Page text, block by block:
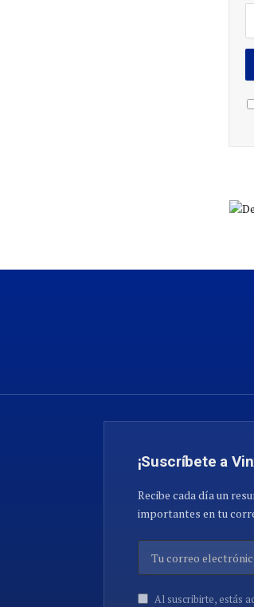
¡Suscríbete a
Recibe cada día un
importantes en tu
Al suscribirte, estás